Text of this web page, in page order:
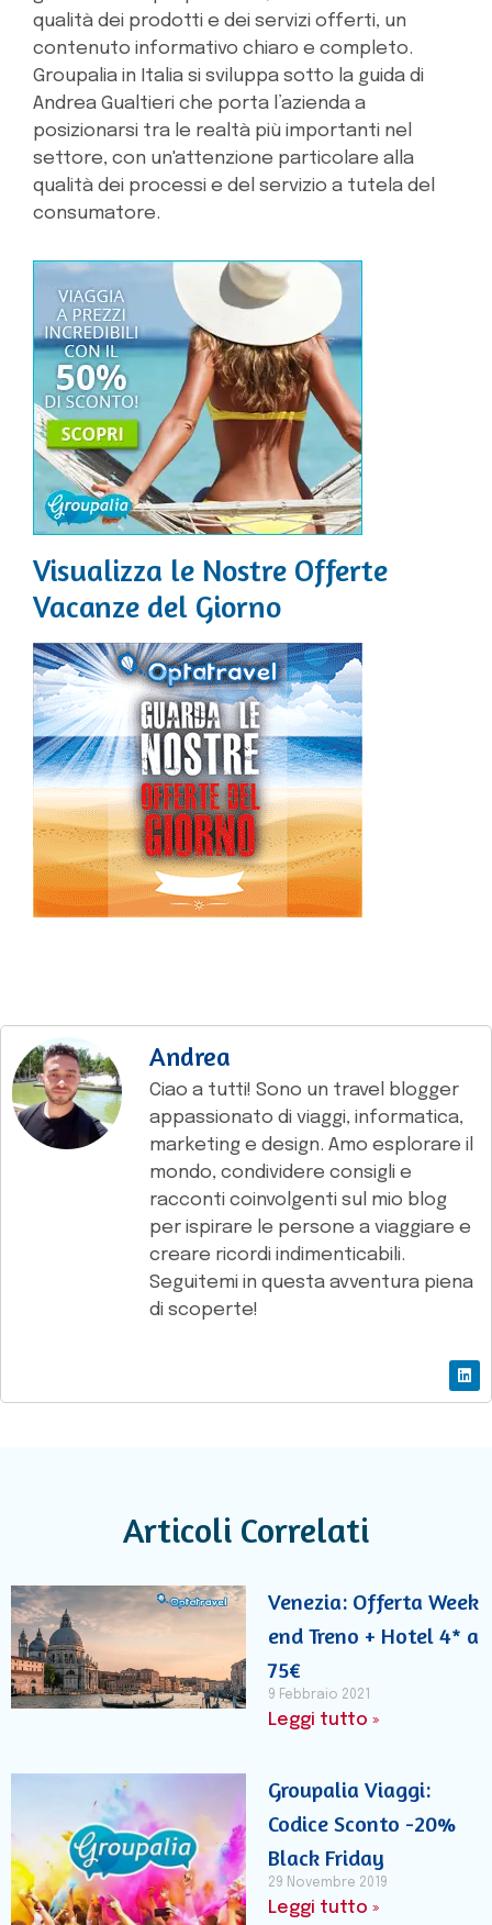
qualità dei prodotti e dei servizi offerti, un
contenuto informativo chiaro e completo.
Groupalia in Italia si sviluppa sotto la guida di
Andrea Gualtieri che porta l’azienda a
posizionarsi tra le realtà più importanti nel
settore, con un'attenzione particolare alla
qualità dei processi e del servizio a tutela del
consumatore.
Visualizza le Nostre Offerte
Vacanze del Giorno
Andrea
Ciao a tutti! Sono un travel blogger
appassionato di viaggi, informatica,
marketing e design. Amo esplorare il
mondo, condividere consigli e
racconti coinvolgenti sul mio blog
per ispirare le persone a viaggiare e
creare ricordi indimenticabili.
Seguitemi in questa avventura piena
di scoperte!
Articoli Correlati
Venezia: Offerta Week
end Treno + Hotel 4* a
75€
9 Febbraio 2021
Leggi tutto »
Groupalia Viaggi:
Codice Sconto -20%
Black Friday
29 Novembre 2019
Leggi tutto »